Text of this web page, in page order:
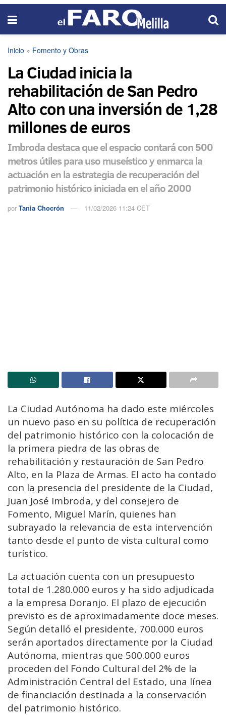
Inicio » Fomento y Obras
La Ciudad inicia la
rehabilitación de San Pedro
Alto con una inversión de 1,28
millones de euros
Imbroda destaca que el espacio contará con 500
metros útiles para uso museístico y enmarca la
actuación en la estrategia de recuperación del
patrimonio histórico iniciada en el año 2000
por Tania Chocrón 11/02/2026 11:24 CET
La Ciudad Autónoma ha dado este miércoles
un nuevo paso en su política de recuperación
del patrimonio histórico con la colocación de
la primera piedra de las obras de
rehabilitación y restauración de San Pedro
Alto, en la Plaza de Armas. El acto ha contado
con la presencia del presidente de la Ciudad,
Juan José Imbroda, y del consejero de
Fomento, Miguel Marín, quienes han
subrayado la relevancia de esta intervención
tanto desde el punto de vista cultural como
turístico.
La actuación cuenta con un presupuesto
total de 1.280.000 euros y ha sido adjudicada
a la empresa Doranjo. El plazo de ejecución
previsto es de aproximadamente doce meses.
Según detalló el presidente, 700.000 euros
serán aportados directamente por la Ciudad
Autónoma, mientras que 500.000 euros
proceden del Fondo Cultural del 2% de la
Administración Central del Estado, una línea
de financiación destinada a la conservación
del patrimonio histórico.